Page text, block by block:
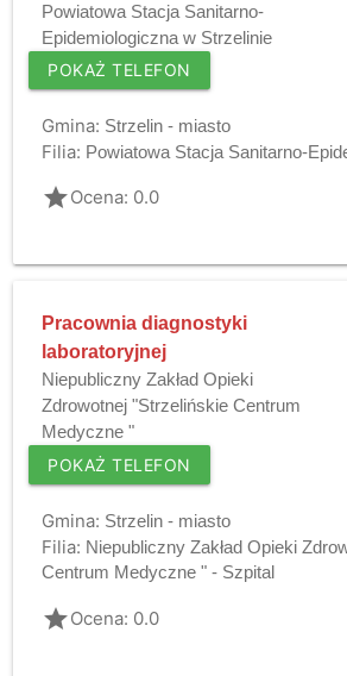
Powiatowa Stacja Sanitarno-
Epidemiologiczna w Strzelinie
POKAŻ TELEFON
Gmina: Strzelin - miasto
Filia: Powiatowa Stacja Sanitarno-
gradeOcena: 0.0
Pracownia diagnostyki
laboratoryjnej
Niepubliczny Zakład Opieki
Zdrowotnej "Strzelińskie Centrum
Medyczne "
POKAŻ TELEFON
Gmina: Strzelin - miasto
Filia: Niepubliczny Zakład Opieki
Centrum Medyczne " - Szpital
gradeOcena: 0.0